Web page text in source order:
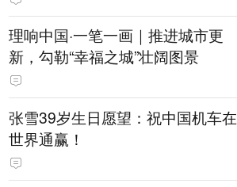
理响中国·一笔一画｜推进城市更
新，勾勒“幸福之城”壮阔图景
张雪39岁生日愿望：祝中国机车在
世界通赢！